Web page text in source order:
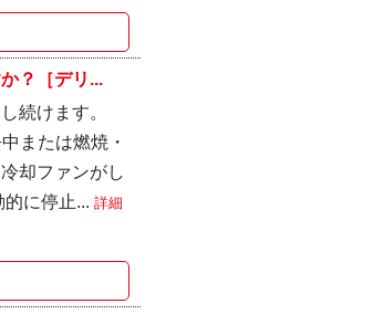
？［デリ...
続けます。
または燃焼・
却ファンがし
に停止... 詳細